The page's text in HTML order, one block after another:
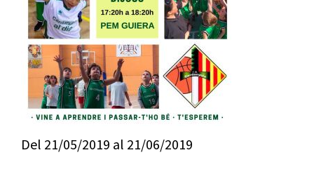
Del 21/05/2019 al 21/06/2019